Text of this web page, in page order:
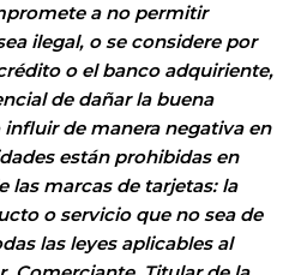
a no permitir
ilegal, o se considere por
o el banco adquiriente,
de dañar la buena
de manera negativa en
están prohibidas en
las marcas de tarjetas: la
o servicio que no sea de
las leyes aplicables al